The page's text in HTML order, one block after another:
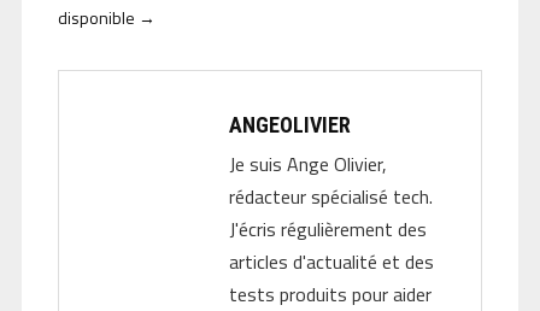
disponible →
ANGEOLIVIER
Je suis Ange Olivier,
rédacteur spécialisé tech.
J'écris régulièrement des
articles d'actualité et des
tests produits pour aider